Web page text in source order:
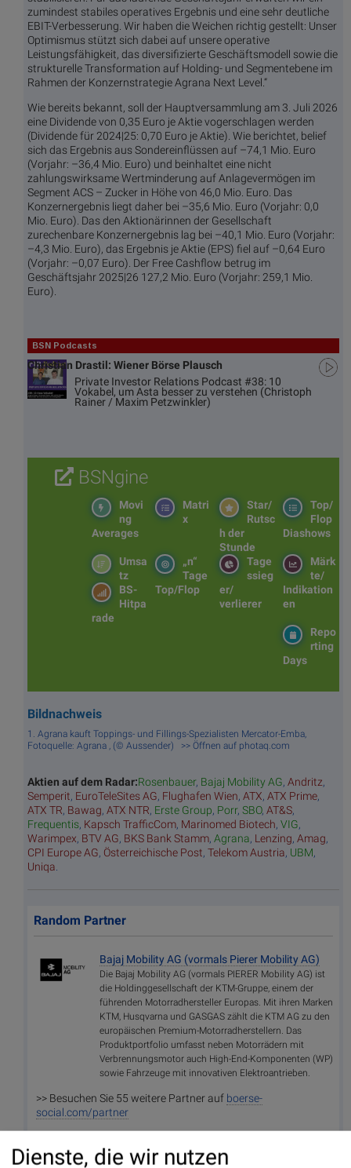
zumindest stabiles operatives Ergebnis und eine sehr deutliche
EBIT-Verbesserung. Wir haben die Weichen richtig gestellt: Unser
Optimismus stützt sich dabei auf unsere operative
Leistungsfähigkeit, das diversifizierte Geschäftsmodell sowie die
strukturelle Transformation auf Holding- und Segmentebene im
Rahmen der Konzernstrategie Agrana Next Level.“
Wie bereits bekannt, soll der Hauptversammlung am 3. Juli 2026
eine Dividende von 0,35 Euro je Aktie vogerschlagen werden
(Dividende für 2024|25: 0,70 Euro je Aktie). Wie berichtet, belief
sich das Ergebnis aus Sondereinflüssen auf –74,1 Mio. Euro
(Vorjahr: –36,4 Mio. Euro) und beinhaltet eine nicht
zahlungswirksame Wertminderung auf Anlagevermögen im
Segment ACS – Zucker in Höhe von 46,0 Mio. Euro. Das
Konzernergebnis liegt daher bei –35,6 Mio. Euro (Vorjahr: 0,0
Mio. Euro). Das den Aktionärinnen der Gesellschaft
zurechenbare Konzernergebnis lag bei –40,1 Mio. Euro (Vorjahr:
–4,3 Mio. Euro), das Ergebnis je Aktie (EPS) fiel auf –0,64 Euro
(Vorjahr: –0,07 Euro). Der Free Cashflow betrug im
Geschäftsjahr 2025|26 127,2 Mio. Euro (Vorjahr: 259,1 Mio.
Euro).
BSN Podcasts
Christian Drastil: Wiener Börse Plausch
Private Investor Relations Podcast #38: 10
Vokabel, um Asta besser zu verstehen (Christoph
Rainer / Maxim Petzwinkler)
BSNgine
Top/
Flop
Diashows
Star/
Rutsc
h der
Stunde
Matri
x
Movi
ng
Averages
Märk
te/
Indikation
en
Tage
ssieg
er/
verlierer
„n“
Tage
Top/Flop
Umsa
tz
BS-
Hitpa
rade
Repo
rting
Days
Bildnachweis
1. Agrana kauft Toppings- und Fillings-Spezialisten Mercator-Emba,
Fotoquelle: Agrana , (© Aussender) >> Öffnen auf photaq.com
Aktien auf dem Radar:Rosenbauer, Bajaj Mobility AG, Andritz,
Semperit, EuroTeleSites AG, Flughafen Wien, ATX, ATX Prime,
ATX TR, Bawag, ATX NTR, Erste Group, Porr, SBO, AT&S,
Frequentis, Kapsch TrafficCom, Marinomed Biotech, VIG,
Warimpex, BTV AG, BKS Bank Stamm, Agrana, Lenzing, Amag,
CPI Europe AG, Österreichische Post, Telekom Austria, UBM,
Uniqa.
Random Partner
Bajaj Mobility AG (vormals Pierer Mobility AG)
Die Bajaj Mobility AG (vormals PIERER Mobility AG) ist
die Holdinggesellschaft der KTM-Gruppe, einem der
führenden Motorradhersteller Europas. Mit ihren Marken
KTM, Husqvarna und GASGAS zählt die KTM AG zu den
europäischen Premium-Motorradherstellern. Das
Produktportfolio umfasst neben Motorrädern mit
Verbrennungsmotor auch High-End-Komponenten (WP)
sowie Fahrzeuge mit innovativen Elektroantrieben.
>> Besuchen Sie 55 weitere Partner auf boerse-
social.com/partner
Dienste, die wir nutzen